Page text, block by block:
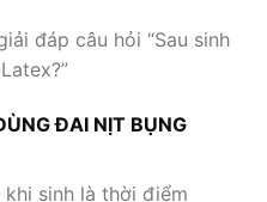
đáp câu hỏi “Sau sinh
ĐAI NỊT BỤNG
sinh là thời điểm